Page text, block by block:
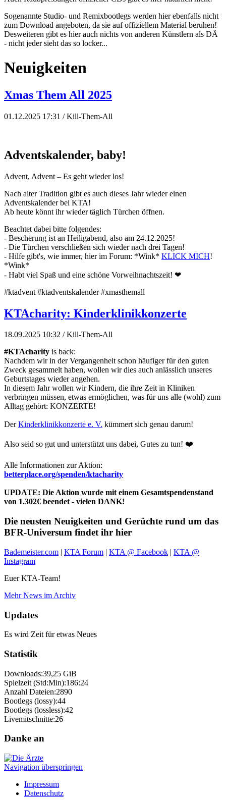
Sogenannte Studio- und Remixbootlegs werden hier ebenfalls nicht
zum Download angeboten, da sie auf offiziellem Material beruhen!
Desweiteren gibt es hier auch nichts von anderen Künstlern als DÄ
- nicht jeder sieht das so locker...
Neuigkeiten
Xmas Them All 2025
01.12.2025 17:31 / Kill-Them-All
Adventskalender, baby!
Advent, Advent – Es geht wieder los!
Nach alter Tradition gibt es auch dieses Jahr wieder einen
Adventskalender bei KTA!
Ab heute könnt ihr wieder täglich Türchen öffnen.
Beachtet dabei bitte folgendes:
- Bescherung ist an Heiligabend, also am 24.12.2025!
- Die Türchen verschließen sich wieder nach drei Tagen!
- Hilfe gibt's, wie immer, hier im Forum: *Wink* KLICK MICH!
*Wink*
- Habt viel Spaß und eine schöne Vorweihnachtszeit! ❤
#ktadvent #ktadventskalender #xmasthemall
KTAcharity: Kinderklinikkonzerte
18.09.2025 10:32 / Kill-Them-All
#KTAcharity is back:
Nachdem wir in der Vergangenheit schon häufiger für den guten
Zweck gesammelt haben, wollen wir dies auch anlässlich unseres
Geburtstages wieder angehen.
In diesem Jahr wollen wir Kindern, die ihre Zeit in Kliniken
verbringen müssen, etwas ermöglichen, was für uns alle (wohl) zum
Alltag gehört: KONZERTE!
DerKinderklinikkonzerte e. V. kümmert sich genau darum!
Also seid so gut und unterstützt uns dabei, Gutes zu tun! ❤️
Alle Informationen zur Aktion:
betterplace.org/spenden/ktacharity
UPDATE: Die Aktion wurde mit einem Gesamtspendenstand
von 1.302€ beendet - vielen DANK!
Die neusten Neuigkeiten und Gerüchte rund um das
BFR-Universum findet ihr hier
Bademeister.com | KTA Forum | KTA @ Facebook | KTA @
Instagram
Euer KTA-Team!
Mehr News im Archiv
Updates
Es wird Zeit für etwas Neues
Statistik
Downloads:39,25 GiB
Spielzeit (Std:Min):186:24
Anzahl Dateien:2890
Bootlegs (lossy):44
Bootlegs (lossless):42
Livemitschnitte:26
Danke an
Navigation überspringen
Impressum
Datenschutz